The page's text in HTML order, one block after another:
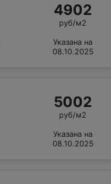
4902
руб/м2
Указана на
08.10.2025
5002
руб/м2
Указана на
08.10.2025